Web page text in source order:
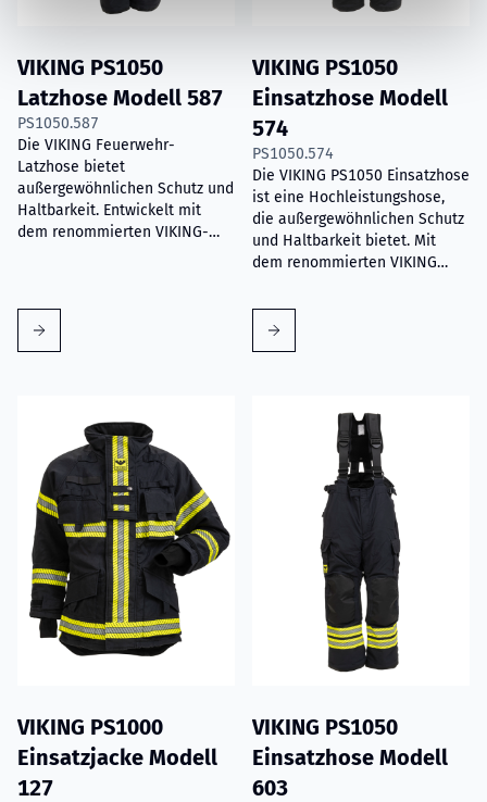
VIKING PS1050
Latzhose Modell 587
PS1050.587
Die VIKING Feuerwehr-
Latzhose bietet
außergewöhnlichen Schutz und
Haltbarkeit. Entwickelt mit
dem renommierten VIKING-
VIKING PS1050
Einsatzhose Modell
574
PS1050.574
Die VIKING PS1050 Einsatzhose
ist eine Hochleistungshose,
die außergewöhnlichen Schutz
und Haltbarkeit bietet. Mit
dem renommierten VIKING
Hose optimale Beweglichkeit
und eine hervorrangende
Passform.
VIKING PS1000
Einsatzjacke Modell
127
VIKING PS1050
Einsatzhose Modell
603